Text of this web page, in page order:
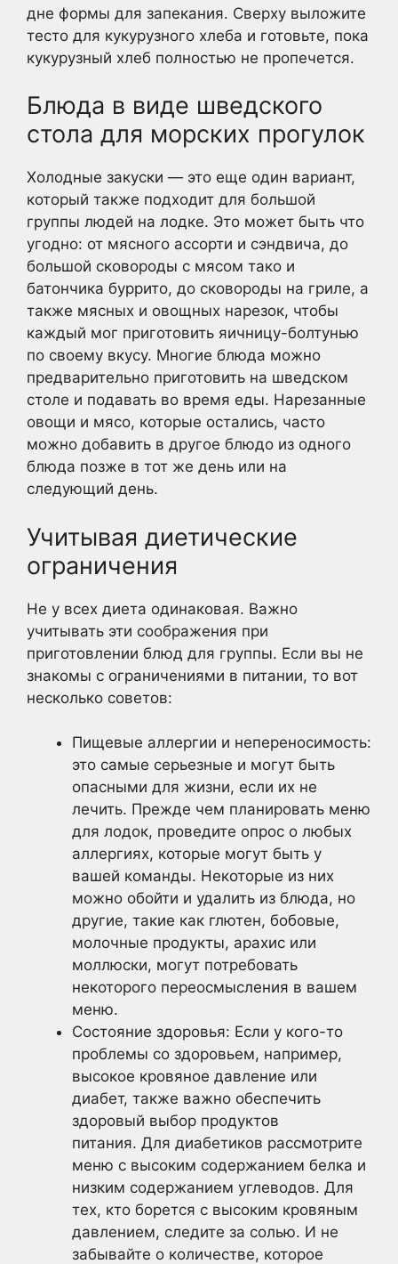
дне формы для запекания. Сверху выложите
тесто для кукурузного хлеба и готовьте, пока
кукурузный хлеб полностью не пропечется.
Блюда в виде шведского
стола для морских прогулок
Холодные закуски — это еще один вариант,
который также подходит для большой
группы людей на лодке. Это может быть что
угодно: от мясного ассорти и сэндвича, до
большой сковороды с мясом тако и
батончика буррито, до сковороды на гриле, а
также мясных и овощных нарезок, чтобы
каждый мог приготовить яичницу-болтунью
по своему вкусу. Многие блюда можно
предварительно приготовить на шведском
столе и подавать во время еды. Нарезанные
овощи и мясо, которые остались, часто
можно добавить в другое блюдо из одного
блюда позже в тот же день или на
следующий день.
Учитывая диетические
ограничения
Не у всех диета одинаковая. Важно
учитывать эти соображения при
приготовлении блюд для группы. Если вы не
знакомы с ограничениями в питании, то вот
несколько советов:
Пищевые аллергии и непереносимость:
это самые серьезные и могут быть
опасными для жизни, если их не
лечить. Прежде чем планировать меню
для лодок, проведите опрос о любых
аллергиях, которые могут быть у
вашей команды. Некоторые из них
можно обойти и удалить из блюда, но
другие, такие как глютен, бобовые,
молочные продукты, арахис или
моллюски, могут потребовать
некоторого переосмысления в вашем
меню.
Состояние здоровья: Если у кого-то
проблемы со здоровьем, например,
высокое кровяное давление или
диабет, также важно обеспечить
здоровый выбор продуктов
питания. Для диабетиков рассмотрите
меню с высоким содержанием белка и
низким содержанием углеводов. Для
тех, кто борется с высоким кровяным
давлением, следите за солью. И не
забывайте о количестве, которое